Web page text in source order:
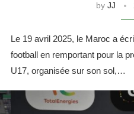
by JJ
Le 19 avril 2025, le Maroc a
football en remportant pour la
U17, organisée sur son sol,…